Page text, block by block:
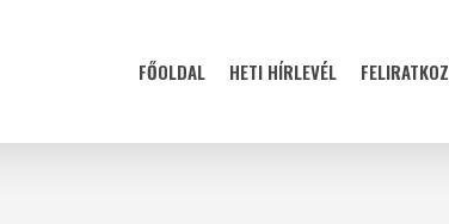
FŐOLDAL HETI HÍRLEVÉL